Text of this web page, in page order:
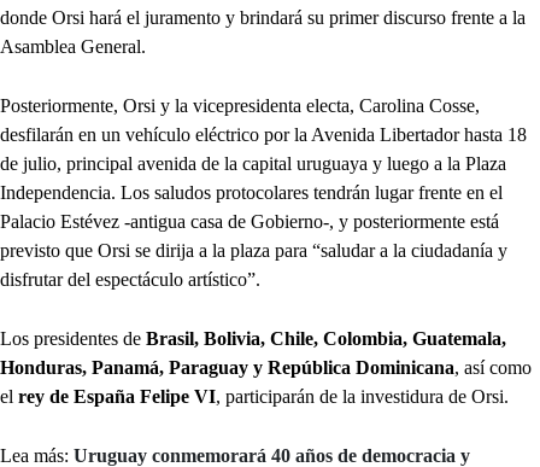
donde Orsi hará el juramento y brindará su primer discurso frente a la
Asamblea General.
Posteriormente, Orsi y la vicepresidenta electa, Carolina Cosse,
desfilarán en un vehículo eléctrico por la Avenida Libertador hasta 18
de julio, principal avenida de la capital uruguaya y luego a la Plaza
Independencia. Los saludos protocolares tendrán lugar frente en el
Palacio Estévez -antigua casa de Gobierno-, y posteriormente está
previsto que Orsi se dirija a la plaza para “saludar a la ciudadanía y
disfrutar del espectáculo artístico”.
Los presidentes de Brasil, Bolivia, Chile, Colombia, Guatemala,
Honduras, Panamá, Paraguay y República Dominicana, así como
el rey de España Felipe VI, participarán de la investidura de Orsi.
Lea más: Uruguay conmemorará 40 años de democracia y